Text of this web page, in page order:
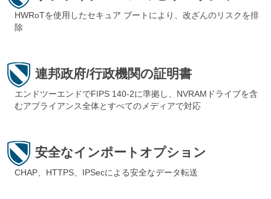
HWRoTを使用したセキュア ブートにより、改ざんのリスクを排
除
連邦政府/行政機関の証明書
エンドツーエンドでFIPS 140-2に準拠し、NVRAMドライブを含
むアプライアンス全体とすべてのメディアで対応
安全なインポートオプション
CHAP、HTTPS、IPSecによる安全なデータ転送